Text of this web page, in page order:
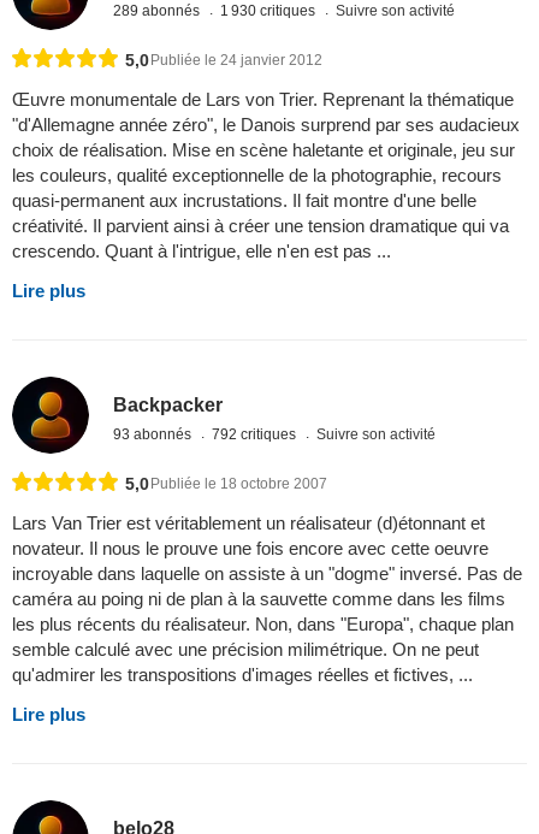
289 abonnés 1 930 critiques Suivre son activité
5,0 Publiée le 24 janvier 2012
Œuvre monumentale de Lars von Trier. Reprenant la thématique
"d'Allemagne année zéro", le Danois surprend par ses audacieux
choix de réalisation. Mise en scène haletante et originale, jeu sur
les couleurs, qualité exceptionnelle de la photographie, recours
quasi-permanent aux incrustations. Il fait montre d'une belle
créativité. Il parvient ainsi à créer une tension dramatique qui va
crescendo. Quant à l'intrigue, elle n'en est pas ...
Lire plus
Backpacker
93 abonnés 792 critiques Suivre son activité
5,0 Publiée le 18 octobre 2007
Lars Van Trier est véritablement un réalisateur (d)étonnant et
novateur. Il nous le prouve une fois encore avec cette oeuvre
incroyable dans laquelle on assiste à un "dogme" inversé. Pas de
caméra au poing ni de plan à la sauvette comme dans les films
les plus récents du réalisateur. Non, dans "Europa", chaque plan
semble calculé avec une précision milimétrique. On ne peut
qu'admirer les transpositions d'images réelles et fictives, ...
Lire plus
belo28